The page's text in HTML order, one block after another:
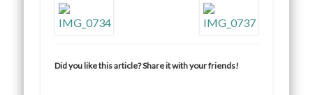
Did you like this article? Share it with your friends!